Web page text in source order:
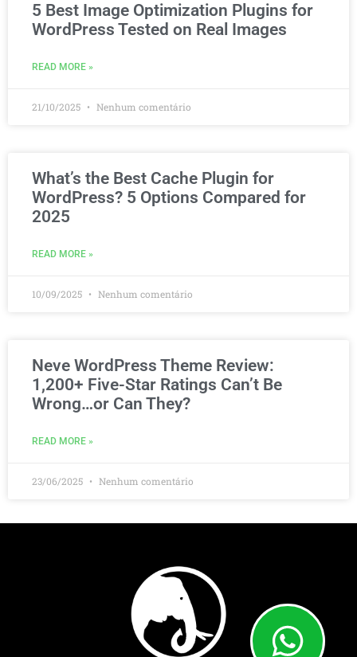
5 Best Image Optimization Plugins for
WordPress Tested on Real Images
READ MORE »
21/10/2025 Nenhum comentário
What’s the Best Cache Plugin for
WordPress? 5 Options Compared for
2025
READ MORE »
10/09/2025 Nenhum comentário
Neve WordPress Theme Review:
1,200+ Five-Star Ratings Can’t Be
Wrong…or Can They?
READ MORE »
23/06/2025 Nenhum comentário